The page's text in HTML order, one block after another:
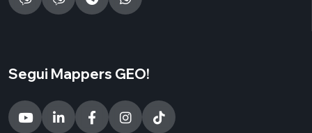
Segui Mappers GEO!